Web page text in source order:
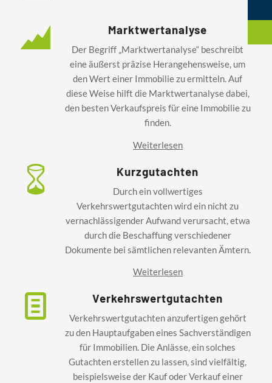
Marktwertanalyse
Der Begriff „Marktwertanalyse“ beschreibt
eine äußerst präzise Herangehensweise, um
den Wert einer Immobilie zu ermitteln. Auf
diese Weise hilft die Marktwertanalyse dabei,
den besten Verkaufspreis für eine Immobilie zu
finden.
Weiterlesen
Kurzgutachten
Durch ein vollwertiges
Verkehrswertgutachten wird ein nicht zu
vernachlässigender Aufwand verursacht, etwa
durch die Beschaffung verschiedener
Dokumente bei sämtlichen relevanten Ämtern.
Weiterlesen
Verkehrswertgutachten
Verkehrswertgutachten anzufertigen gehört
zu den Hauptaufgaben eines Sachverständigen
für Immobilien. Die Anlässe, ein solches
Gutachten erstellen zu lassen, sind vielfältig,
beispielsweise der Kauf oder Verkauf einer